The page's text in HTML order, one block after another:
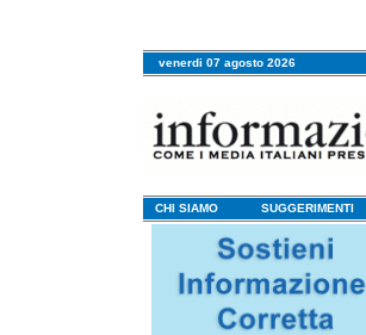
venerdi 07 agosto 2026
CHI SIAMO SUGGERIMENTI